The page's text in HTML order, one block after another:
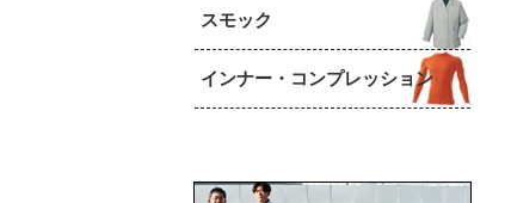
スモック
インナー・コンプレッション